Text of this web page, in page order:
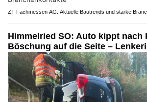
ZT Fachmessen AG: Aktuelle Bautrends und starke
Himmelried SO: Auto kippt
Böschung auf die Seite –